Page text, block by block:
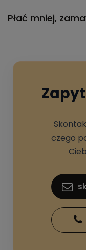
Płać mniej,
czego